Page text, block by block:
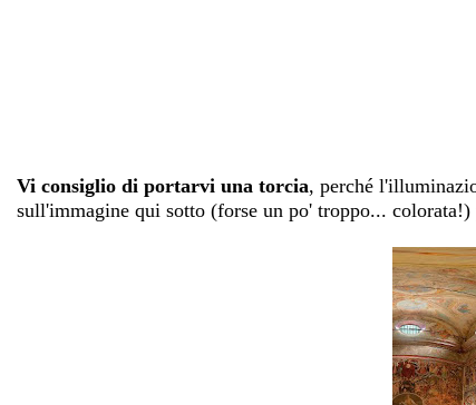
Vi consiglio di portarvi una torcia, perché
sull'immagine qui sotto (forse un po' troppo...